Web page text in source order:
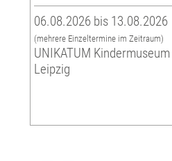
06.08.2026 bis 13.08.2026
(mehrere Einzeltermine im Zeitraum)
UNIKATUM Kindermuseum
Leipzig